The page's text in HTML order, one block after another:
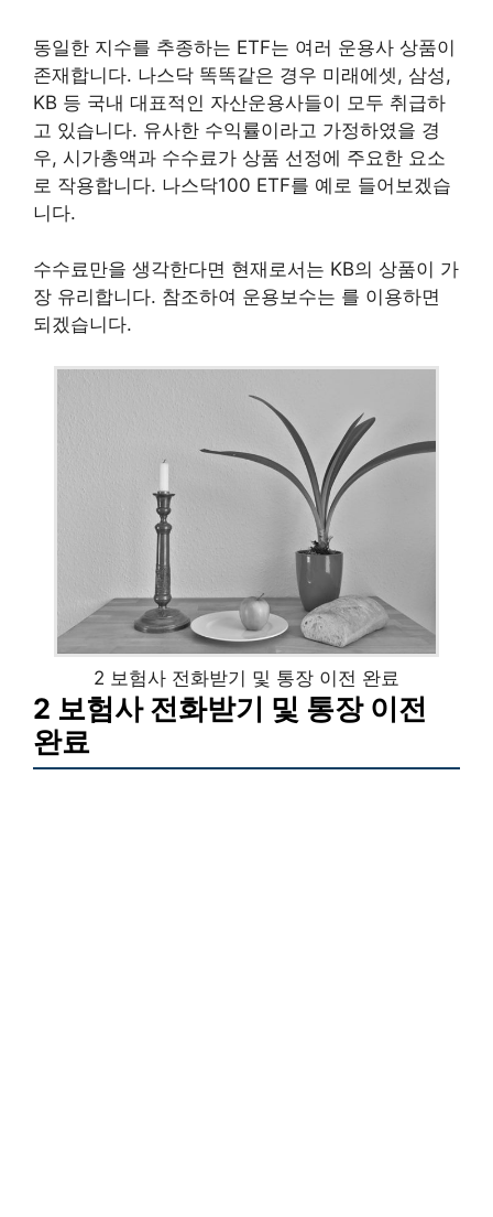
동일한 지수를 추종하는 ETF는 여러 운용사 상품이
존재합니다. 나스닥 똑똑같은 경우 미래에셋, 삼성,
KB 등 국내 대표적인 자산운용사들이 모두 취급하
고 있습니다. 유사한 수익률이라고 가정하였을 경
우, 시가총액과 수수료가 상품 선정에 주요한 요소
로 작용합니다. 나스닥100 ETF를 예로 들어보겠습
니다.
수수료만을 생각한다면 현재로서는 KB의 상품이 가
장 유리합니다. 참조하여 운용보수는 를 이용하면
되겠습니다.
2 보험사 전화받기 및 통장 이전 완료
2 보험사 전화받기 및 통장 이전
완료